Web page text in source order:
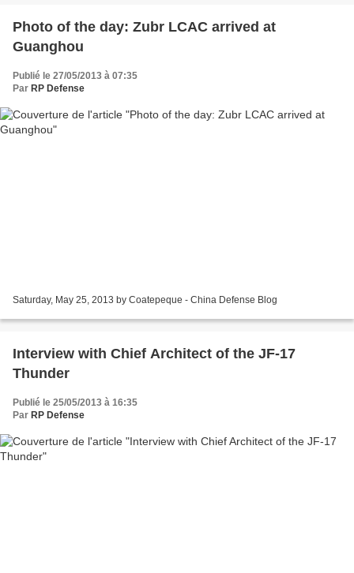
Photo of the day: Zubr LCAC arrived at
Guanghou
Publié le 27/05/2013 à 07:35
Par RP Defense
Saturday, May 25, 2013 by Coatepeque - China Defense Blog
Interview with Chief Architect of the JF-17
Thunder
Publié le 25/05/2013 à 16:35
Par RP Defense